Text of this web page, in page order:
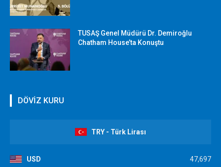
TUSAŞ Genel Müdürü Dr. Demiroğlu
Chatham House’ta Konuştu
DÖVİZ KURU
TRY - Türk Lirası
USD 47,697